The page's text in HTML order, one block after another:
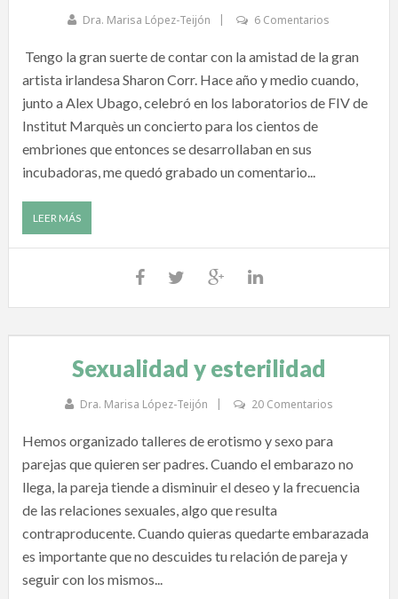
Dra. Marisa López-Teijón 6 Comentarios
Tengo la gran suerte de contar con la amistad de la gran
artista irlandesa Sharon Corr. Hace año y medio cuando,
junto a Alex Ubago, celebró en los laboratorios de FIV de
Institut Marquès un concierto para los cientos de
embriones que entonces se desarrollaban en sus
incubadoras, me quedó grabado un comentario...
LEER MÁS
Sexualidad y esterilidad
Dra. Marisa López-Teijón 20 Comentarios
Hemos organizado talleres de erotismo y sexo para
parejas que quieren ser padres. Cuando el embarazo no
llega, la pareja tiende a disminuir el deseo y la frecuencia
de las relaciones sexuales, algo que resulta
contraproducente. Cuando quieras quedarte embarazada
es importante que no descuides tu relación de pareja y
seguir con los mismos...